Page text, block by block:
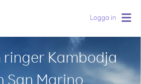
Logga in
ringer Kambodja
San Marino